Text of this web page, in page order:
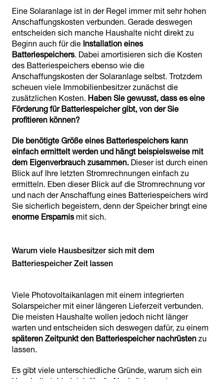
Eine Solaranlage ist in der Regel immer mit sehr hohen
Anschaffungskosten verbunden. Gerade deswegen
entscheiden sich manche Haushalte nicht direkt zu
Beginn auch für die Installation eines
Batteriespeichers. Dabei amortisieren sich die Kosten
des Batteriespeichers ebenso wie die
Anschaffungskosten der Solaranlage selbst. Trotzdem
scheuen viele Immobilienbesitzer zunächst die
zusätzlichen Kosten. Haben Sie gewusst, dass es eine
Förderung für Batteriespeicher gibt, von der Sie
profitieren können?
Die benötigte Größe eines Batteriespeichers kann
einfach ermittelt werden und hängt beispielsweise mit
dem Eigenverbrauch zusammen. Dieser ist durch einen
Blick auf Ihre letzten Stromrechnungen einfach zu
ermitteln. Eben dieser Blick auf die Stromrechnung vor
und nach der Anschaffung eines Batteriespeichers wird
Sie sicherlich begeistern, denn der Speicher bringt eine
enorme Ersparnis mit sich.
Warum viele Hausbesitzer sich mit dem
Batteriespeicher Zeit lassen
Viele Photovoltaikanlagen mit einem integrierten
Solarspeicher mit einer längeren Lieferzeit verbunden.
Die meisten Haushalte wollen jedoch nicht länger
warten und entscheiden sich deswegen dafür, zu einem
späteren Zeitpunkt den Batteriespeicher nachrüsten zu
lassen.
Es gibt viele unterschiedliche Gründe, warum sich ein